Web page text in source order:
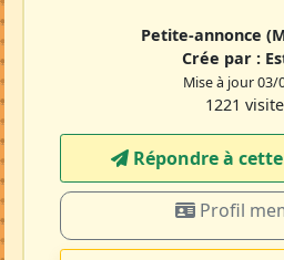
Petite-annonce
Crée par :
Mise à jour 03/
1221
Répondre à
Profil